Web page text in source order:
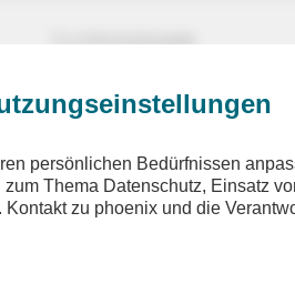
TV-PROGRAMM
persönlichen Bedürfnissen
Thema Datenschutz, Einsatz
. Kontakt zu phoenix und die